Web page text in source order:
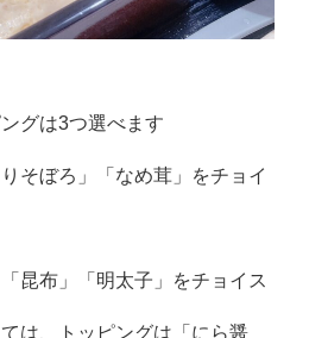
グは3つ選べます
そぼろ」「なめ茸」をチョイ
昆布」「明太子」をチョイス
は、トッピングは「にら醤